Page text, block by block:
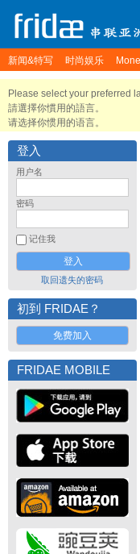
新闻&特写 时尚娱乐
Please select your preferred
請選擇你慣用的語言。
请选择你惯用的语言。
登入
用户名
密码
记住我
取回遗失的密码
初到 FRIDAE？
免费加入
FRIDAE MOBILE